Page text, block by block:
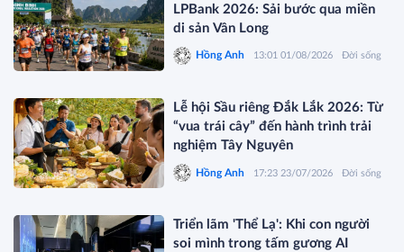
LPBank 2026: Sải bước qua miền
di sản Vân Long
Hồng Anh 13:01 01/08/2026 Đời sống
Lễ hội Sầu riêng Đắk Lắk 2026: Từ
“vua trái cây” đến hành trình trải
nghiệm Tây Nguyên
Hồng Anh 17:23 23/07/2026 Đời sống
Triển lãm 'Thể Lạ': Khi con người
soi mình trong tấm gương AI